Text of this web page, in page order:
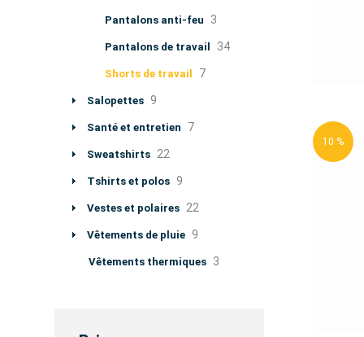
10 %
Pantalons anti-feu 3
Pantalons de travail 34
Shorts de travail 7
Salopettes 9
Santé et entretien 7
Sweatshirts 22
Tshirts et polos 9
Vestes et polaires 22
Vêtements de pluie 9
Vêtements thermiques 3